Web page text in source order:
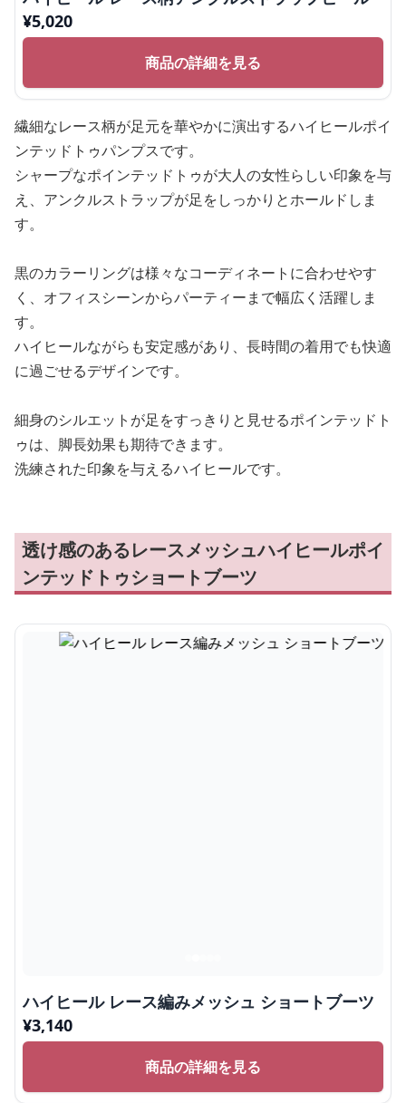
¥5,020
商品の詳細を見る
繊細なレース柄が足元を華やかに演出するハイヒールポイ
ンテッドトゥパンプスです。
シャープなポインテッドトゥが大人の女性らしい印象を与
え、アンクルストラップが足をしっかりとホールドしま
す。
黒のカラーリングは様々なコーディネートに合わせやす
く、オフィスシーンからパーティーまで幅広く活躍しま
す。
ハイヒールながらも安定感があり、長時間の着用でも快適
に過ごせるデザインです。
細身のシルエットが足をすっきりと見せるポインテッドト
ゥは、脚長効果も期待できます。
洗練された印象を与えるハイヒールです。
透け感のあるレースメッシュハイヒールポイ
ンテッドトゥショートブーツ
ハイヒール レース編みメッシュ ショートブーツ
¥3,140
商品の詳細を見る